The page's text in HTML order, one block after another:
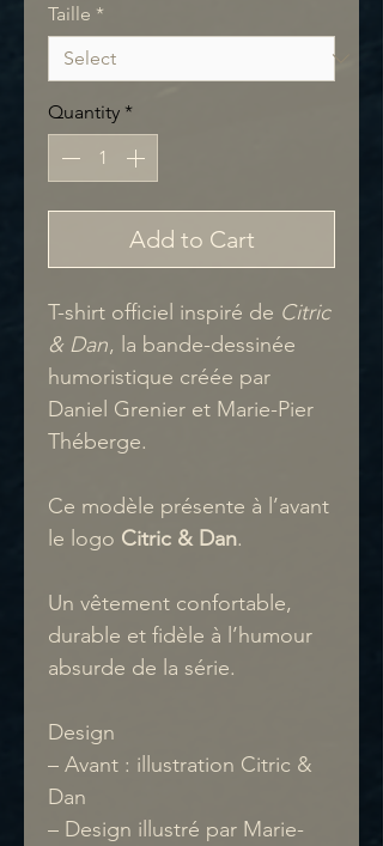
Taille *
Quantity *
Add to Cart
T-shirt officiel inspiré de Citric
& Dan, la bande-dessinée
humoristique créée par
Daniel Grenier et Marie-Pier
Théberge.
Ce modèle présente à l’avant
le logo Citric & Dan.
Un vêtement confortable,
durable et fidèle à l’humour
absurde de la série.
Design
– Avant : illustration Citric &
Dan
– Design illustré par Marie-